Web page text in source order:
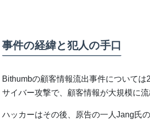
事件の経緯と犯人の手口
Bithumbの顧客情報流出事件については
サイバー攻撃で、顧客情報が大規模に流
ハッカーはその後、原告の一人Jang氏